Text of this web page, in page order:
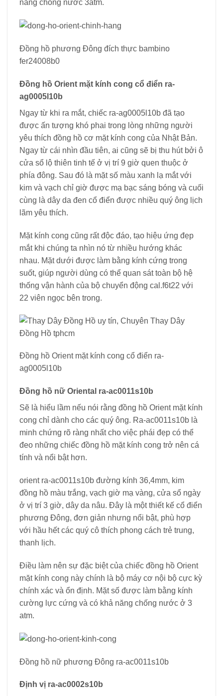
năng chống nước 3atm.
Đồng hồ phương Đông đích thực bambino
fer24008b0
Đồng hồ Orient mặt kính cong cổ điển ra-
ag0005l10b
Ngay từ khi ra mắt, chiếc ra-ag0005l10b đã tạo
được ấn tượng khó phai trong lòng những người
yêu thích đồng hồ cơ mặt kính cong của Nhật Bản.
Ngay từ cái nhìn đầu tiên, ai cũng sẽ bị thu hút bởi ô
cửa sổ lộ thiên tinh tế ở vị trí 9 giờ quen thuộc ở
phía đông. Sau đó là mặt số màu xanh lạ mắt với
kim và vạch chỉ giờ được mạ bạc sáng bóng và cuối
cùng là dây da đen cổ điển được nhiều quý ông lịch
lãm yêu thích.
Mặt kính cong cũng rất độc đáo, tạo hiệu ứng đẹp
mắt khi chúng ta nhìn nó từ nhiều hướng khác
nhau. Mặt dưới được làm bằng kính cứng trong
suốt, giúp người dùng có thể quan sát toàn bộ hệ
thống vận hành của bộ chuyển động cal.f6t22 với
22 viên ngọc bên trong.
Đồng hồ Orient mặt kính cong cổ điển ra-
ag0005l10b
Đồng hồ nữ Oriental ra-ac0011s10b
Sẽ là hiểu lầm nếu nói rằng đồng hồ Orient mặt kính
cong chỉ dành cho các quý ông. Ra-ac0011s10b là
minh chứng rõ ràng nhất cho việc phái đẹp có thể
đeo những chiếc đồng hồ mặt kính cong trở nên cá
tính và nổi bật hơn.
orient ra-ac0011s10b đường kính 36,4mm, kim
đồng hồ màu trắng, vạch giờ mạ vàng, cửa sổ ngày
ở vị trí 3 giờ, dây da nâu. Đây là một thiết kế cổ điển
phương Đông, đơn giản nhưng nổi bật, phù hợp
với hầu hết các quý cô thích phong cách trẻ trung,
thanh lịch.
Điều làm nên sự đặc biệt của chiếc đồng hồ Orient
mặt kính cong này chính là bộ máy cơ nội bộ cực kỳ
chính xác và ổn định. Mặt số được làm bằng kính
cường lực cứng và có khả năng chống nước ở 3
atm.
Đồng hồ nữ phương Đông ra-ac0011s10b
Định vị ra-ac0002s10b